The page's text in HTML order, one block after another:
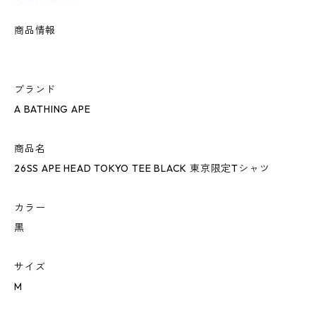
商品情報
ブランド
A BATHING APE
商品名
26SS APE HEAD TOKYO TEE BLACK 東京限定Tシャツ
カラー
黒
サイズ
M